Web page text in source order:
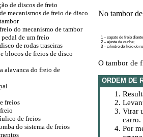
de discos de freio
mecanismos de freio de disco
do mecanismo de tambor
de um freio
de rodas traseiras
blocos de freios de disco
alavanca do freio de
freios
de freios
do sistema de freios
No tambor
1 – sapato de freio
2 – ajuste de cunha;
3 – cilindro de freio de
O tambor de
ORDEM DE
Virar
carro.
Por